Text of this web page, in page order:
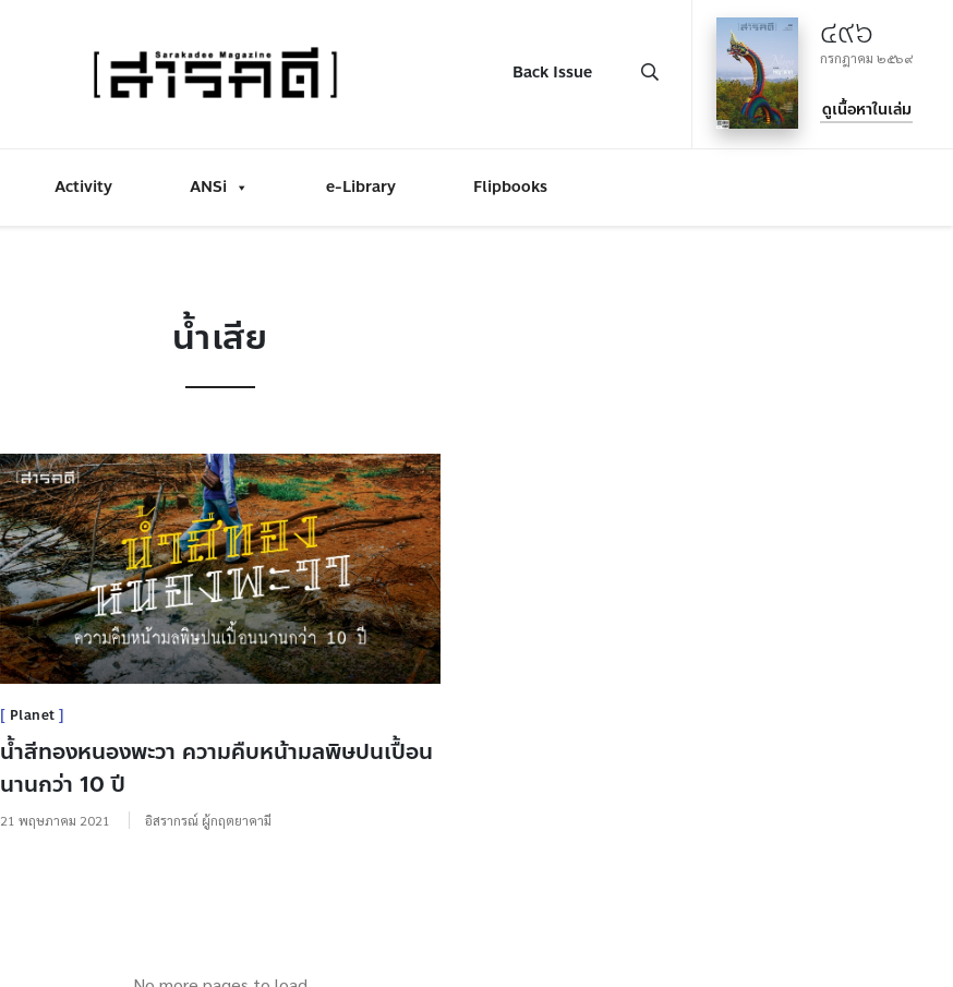
Back Issue
๔๙๖
กรกฎาคม ๒๕๖๙
ดูเนื้อหาในเล่ม
Activity ANSi e-Library Flipbooks
น้ำเสีย
Planet
น้ำสีทองหนองพะวา ความคืบหน้ามลพิษปนเปื้อน
นานกว่า 10 ปี
21 พฤษภาคม 2021 อิสรากรณ์ ผู้กฤตยาคามี